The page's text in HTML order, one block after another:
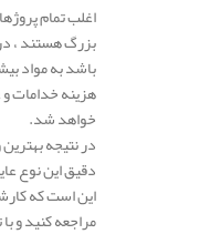
اغلب تمام
بزرگ هستند ،
باشد به مواد
هزینه خدامات
خواهد شد.
در نتیجه
دقیق این نوع
این است که
مراجعه کنید و